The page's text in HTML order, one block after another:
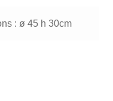
: ø 45 h 30cm